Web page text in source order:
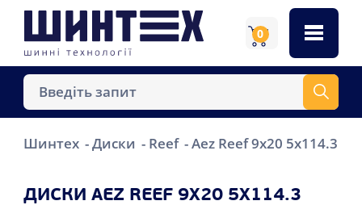
0
Шинтех Диски Reef Aez Reef 9x20 5x114.3
ДИСКИ AEZ REEF 9X20 5X114.3